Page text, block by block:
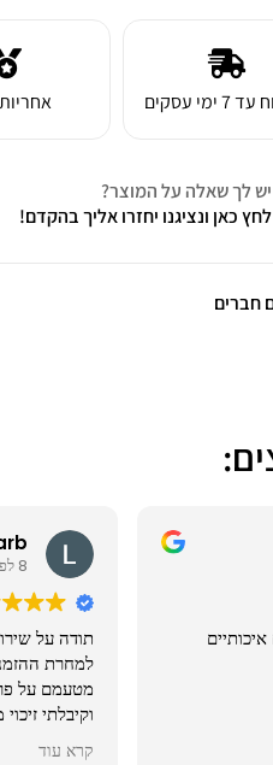
ימי עסקים
יש לך שאלה על המוצר?
לחץ כאן ונציגנו יחזרו אליך בהקדם!
חברים
8 לפני חודשים
תודה על
למחרת
מטעמם על
וקיבלתי
קרא עוד